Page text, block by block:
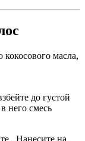
масла,
до густой
него смесь
Нанесите на